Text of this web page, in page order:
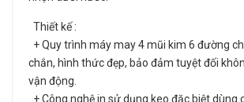
Thiết kế :
+ Quy trình máy may 4 mũi kim 6 đường
chắn, hình thức đẹp, bảo đảm tuyệt đối
vận động.
+ Công nghệ in sử dụng keo đặc biệt dùng